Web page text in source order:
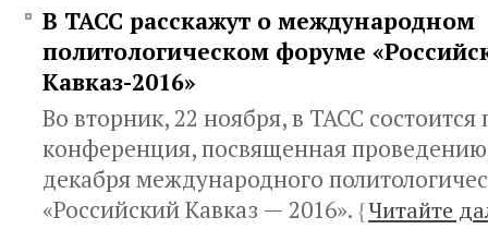
В ТАСС расскажут о международном
политологическом форуме
Кавказ-2016»
Во вторник, 22 ноября, в ТАСС состоится
конференция, посвященная проведению
декабря международного
«Российский Кавказ — 2016». {Читайте